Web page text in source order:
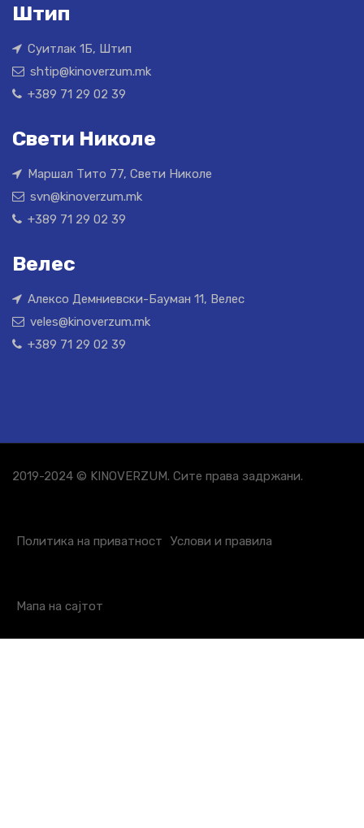
Штип
Суитлак 1Б, Штип
shtip@kinoverzum.mk
+389 71 29 02 39
Свети Николе
Маршал Тито 77, Свети Николе
svn@kinoverzum.mk
+389 71 29 02 39
Велес
Алексо Демниевски-Бауман 11, Велес
veles@kinoverzum.mk
+389 71 29 02 39
2019-2024 © KINOVERZUM. Сите права задржани.
Политика на приватност Услови и правила
Мапа на сајтот